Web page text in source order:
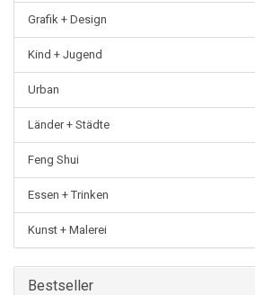
Grafik + Design
Kind + Jugend
Urban
Länder + Städte
Feng Shui
Essen + Trinken
Kunst + Malerei
Bestseller